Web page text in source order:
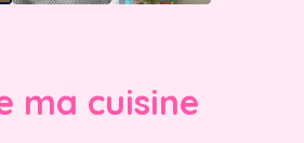
ma cuisine